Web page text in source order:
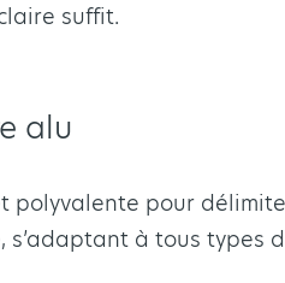
suffit.
alu
polyvalente pour
à tous types